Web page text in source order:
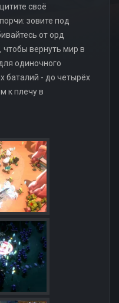
своё
зовите под
от орд
чтобы вернуть мир в
одиночного
баталий - до четырёх
к плечу в